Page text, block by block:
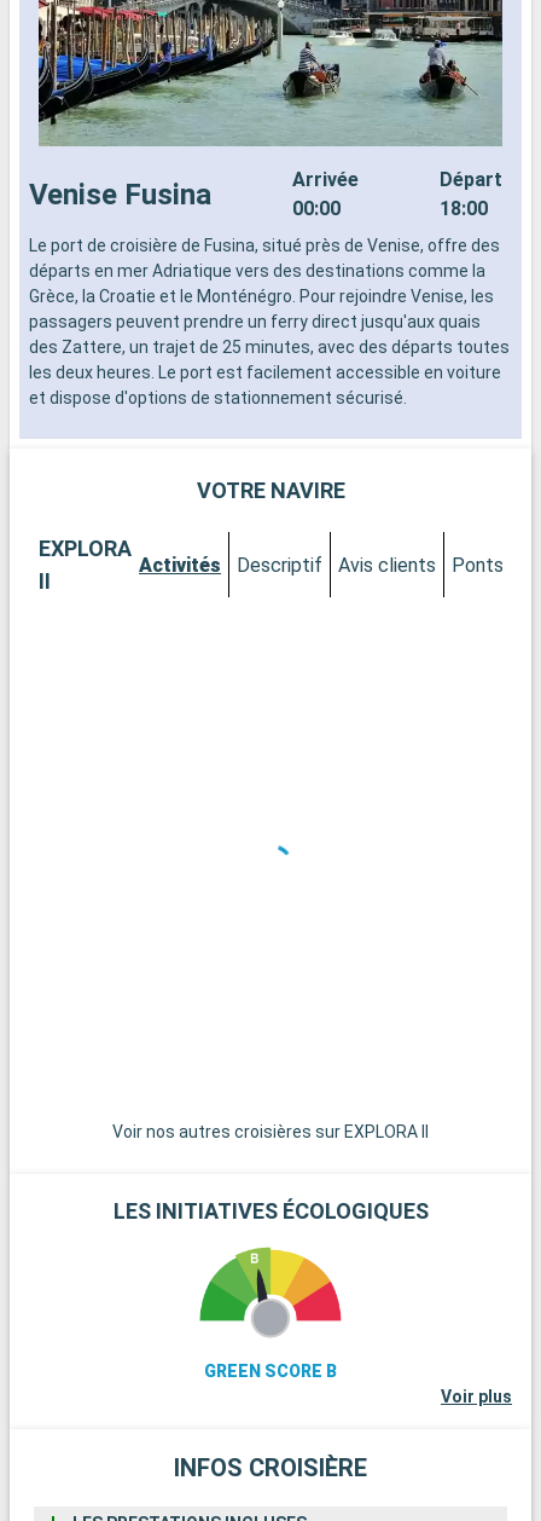
Venise Fusina
Arrivée
00:00
Départ
18:00
Le port de croisière de Fusina, situé près de Venise, offre des
départs en mer Adriatique vers des destinations comme la
Grèce, la Croatie et le Monténégro. Pour rejoindre Venise, les
passagers peuvent prendre un ferry direct jusqu'aux quais
des Zattere, un trajet de 25 minutes, avec des départs toutes
les deux heures. Le port est facilement accessible en voiture
et dispose d'options de stationnement sécurisé.
VOTRE NAVIRE
EXPLORA
II
Activités Descriptif Avis clients Ponts
Voir nos autres croisières sur EXPLORA II
LES INITIATIVES ÉCOLOGIQUES
GREEN SCORE B
Voir plus
INFOS CROISIÈRE